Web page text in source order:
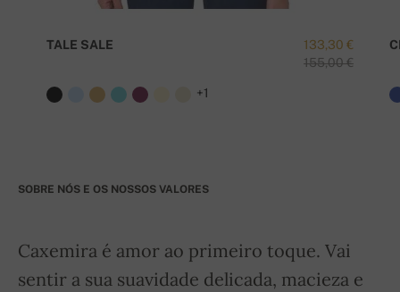
133,30 €
155,00 €
TALE SALE
+1
SOBRE NÓS E OS NOSSOS VALORES
Caxemira é amor ao primeiro toque. Vai
sentir a sua suavidade delicada, macieza e